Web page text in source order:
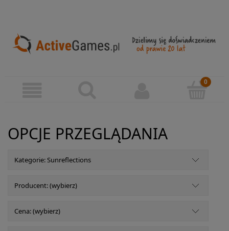
OPCJE PRZEGLĄDANIA
Kategorie: Sunreflections
Producent: (wybierz)
Cena: (wybierz)